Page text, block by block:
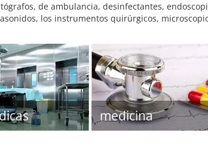
de ambulancia, desinfectantes,
los instrumentos quirúrgicos,
medicina